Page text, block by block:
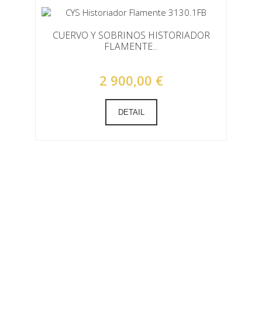
CUERVO Y SOBRINOS HISTORIADOR
FLAMENTE...
2 900,00 €
DETAIL